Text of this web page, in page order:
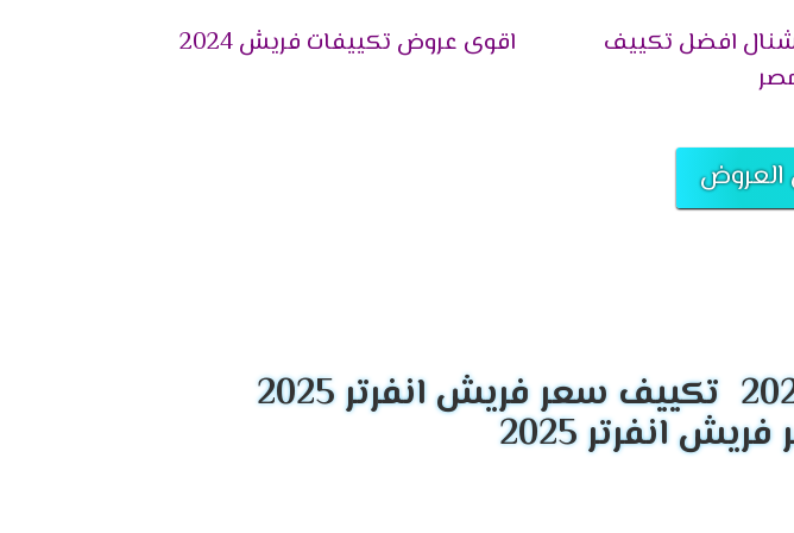
الوكلاء بأعلى مستوى من الخبرة للعمل على تقديم خدمة الصيانة باحتراف وبأقصى
قطع الغيار الأصلية لجميع العملاء، وتكون ملحقة بفترة ضمان خاصة بها.
التواصل مع الفرع أو مركز البيع وإعطائهم بيانات العميل و العنوان المفصل
سرعة الرد على العملاء والإجابة على كافة الاستفسارات الموجهة منهم
لم تكن الإجابة من ضمن اختصاص ممثل الخدمة يتم تحويل المكالمة فورًا للقسم
افضل تكييف
اقوى عروض تكييفات فريش 2024
تكييف سعر فريش انفرتر 2025